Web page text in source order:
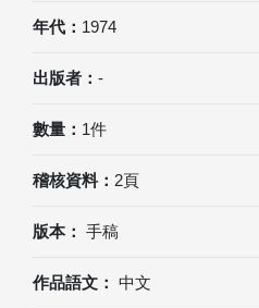
年代： 1974
出版者： -
數量： 1件
稽核資料： 2頁
版本： 手稿
作品語文： 中文